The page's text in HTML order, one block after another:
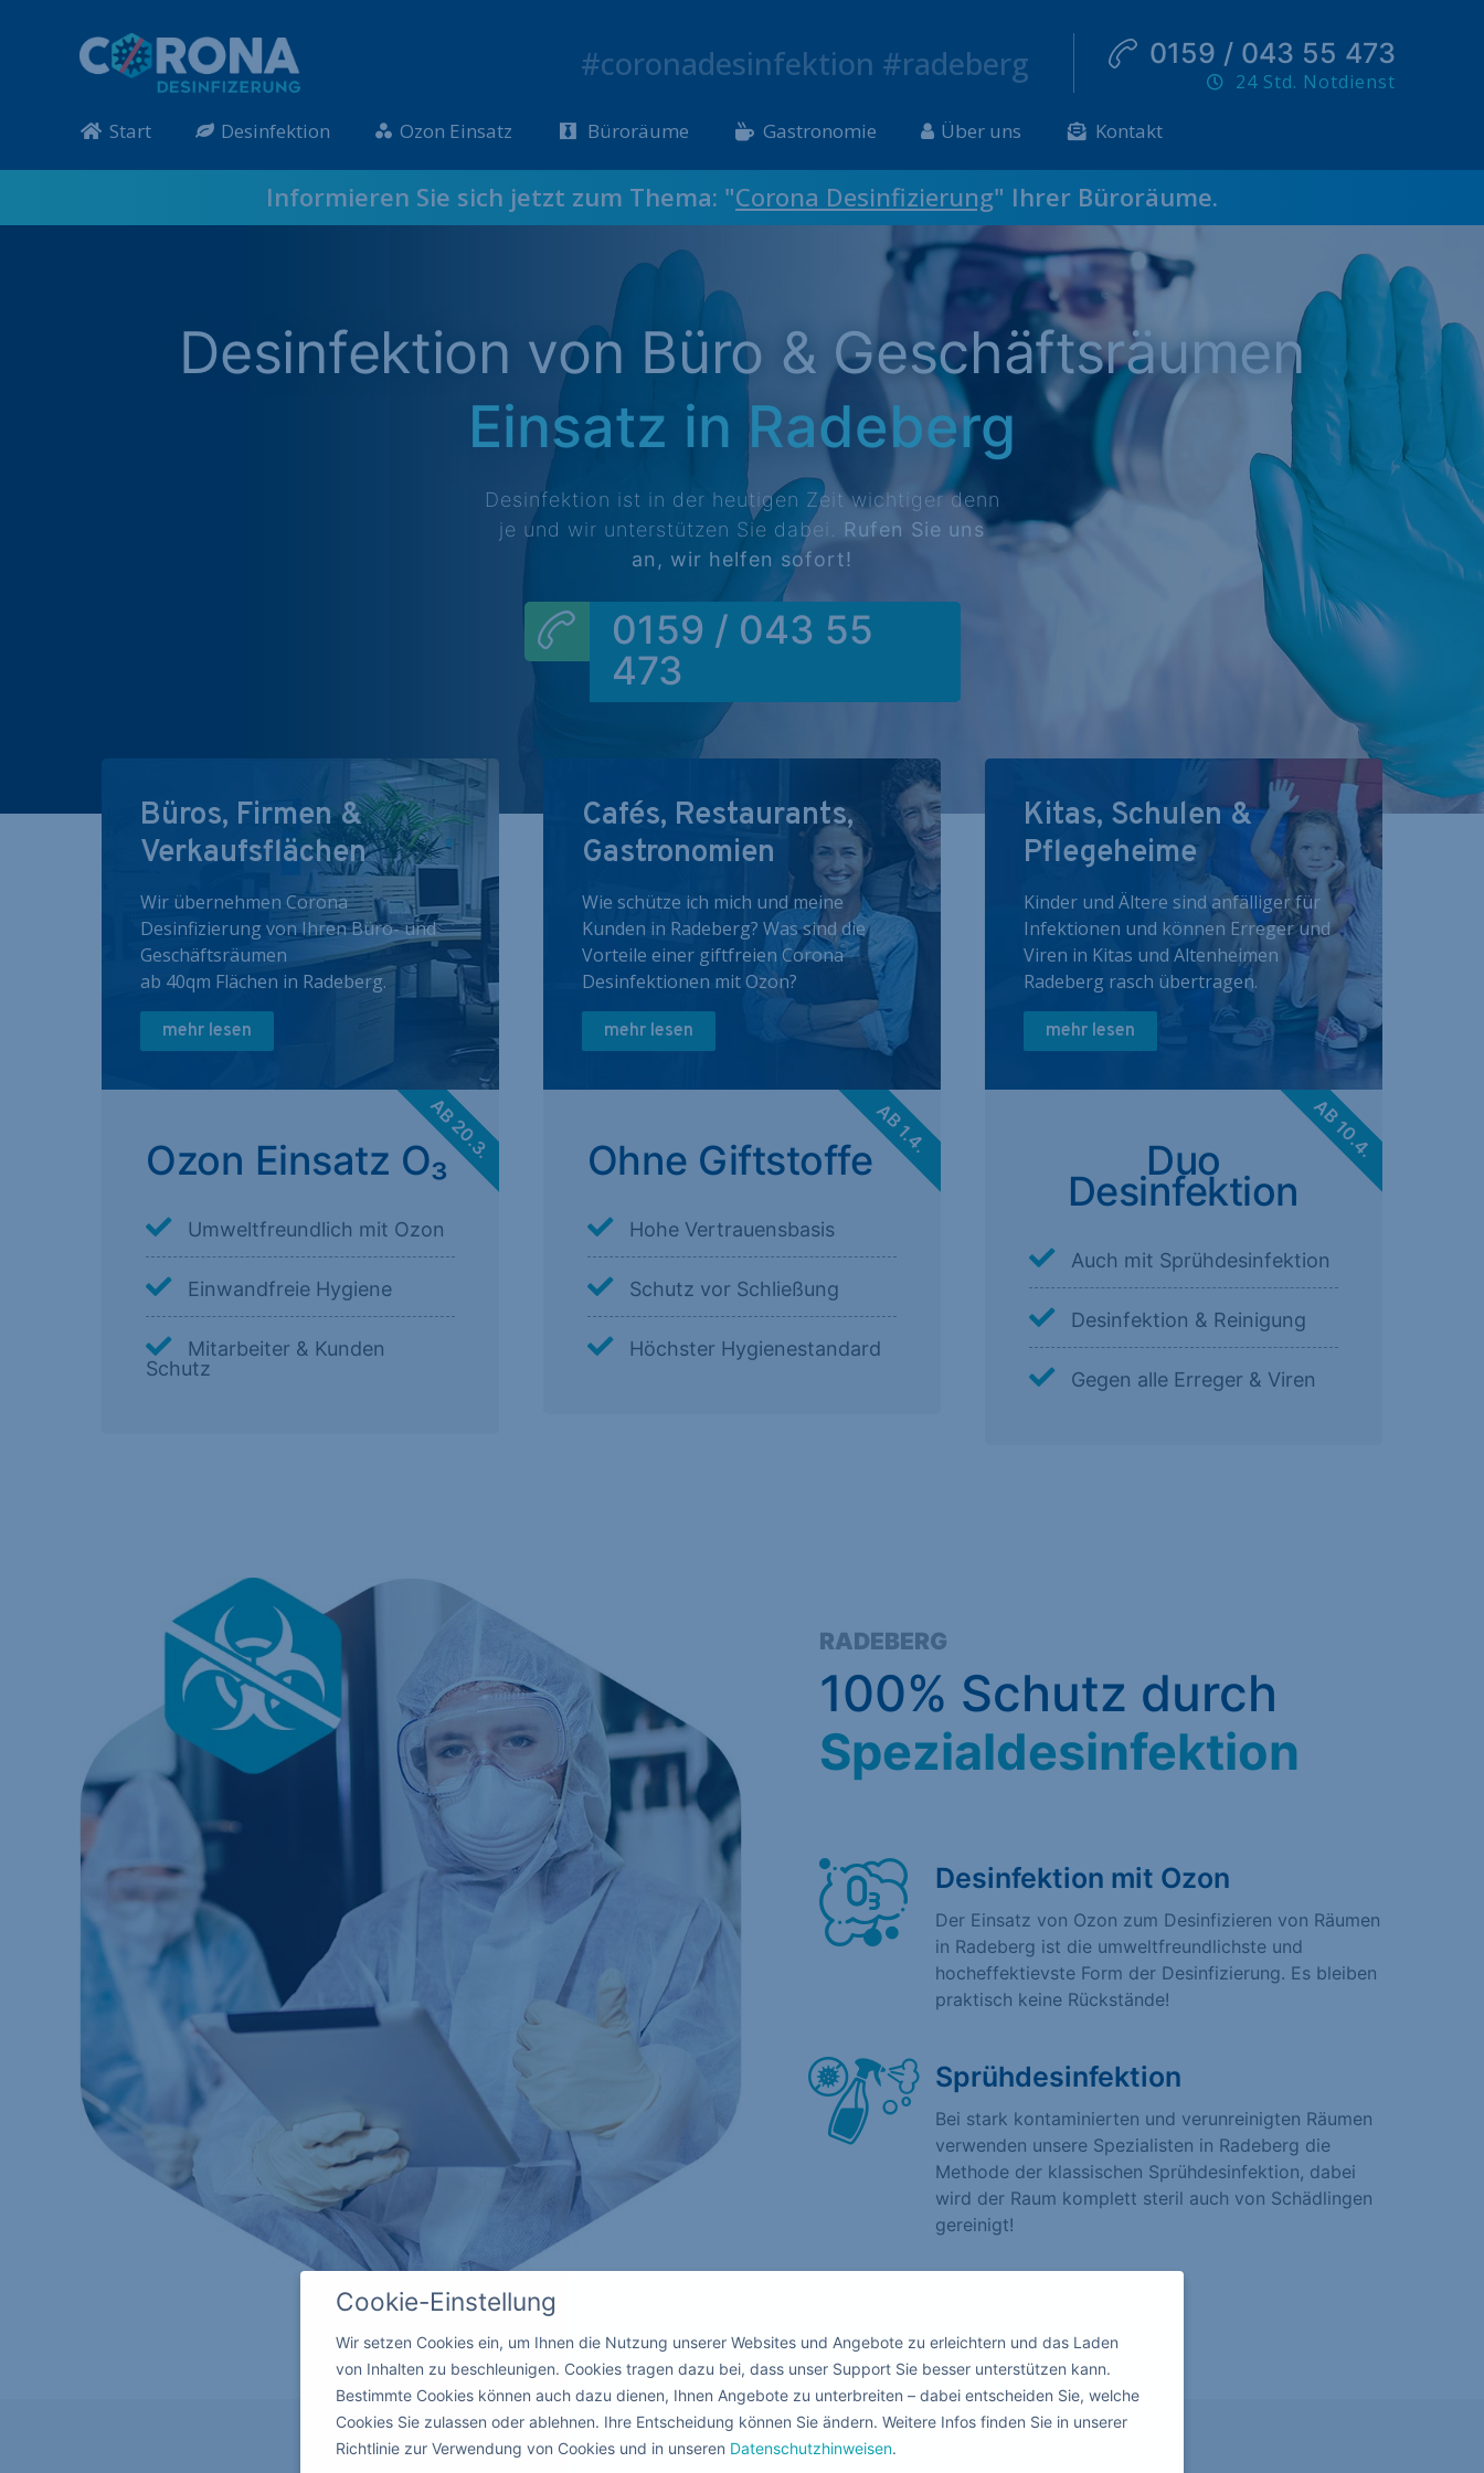
#coronadesinfektion #radeberg 0159 / 043 55 473
24 Std. Notdienst
Start Desinfektion Ozon Einsatz Büroräume Gastronomie Über uns Kontakt
Informieren Sie sich jetzt zum Thema: "Corona Desinfizierung" Ihrer Büroräume.
Desinfektion von Büro & Geschäftsräumen
Einsatz in Radeberg
Desinfektion ist in der heutigen Zeit wichtiger denn
je und wir unterstützen Sie dabei. Rufen Sie uns
an, wir helfen sofort!
0159 / 043 55
473
Büros, Firmen &
Verkaufsflächen
Wir übernehmen Corona
Desinfizierung von Ihren Büro- und
Geschäftsräumen
ab 40qm Flächen in Radeberg.
mehr lesen
Ozon Einsatz O₃
Umweltfreundlich mit Ozon
Einwandfreie Hygiene
Mitarbeiter & Kunden
Schutz
AB 20.3.
Cafés, Restaurants,
Gastronomien
Wie schütze ich mich und meine
Kunden in Radeberg? Was sind die
Vorteile einer giftfreien Corona
Desinfektionen mit Ozon?
mehr lesen
Ohne Giftstoffe
Hohe Vertrauensbasis
Schutz vor Schließung
Höchster Hygienestandard
AB 1.4.
Kitas, Schulen &
Pflegeheime
Kinder und Ältere sind anfälliger für
Infektionen und können Erreger und
Viren in Kitas und Altenheimen
Radeberg rasch übertragen.
mehr lesen
Duo
Desinfektion
Auch mit Sprühdesinfektion
Desinfektion & Reinigung
Gegen alle Erreger & Viren
AB 10.4.
RADEBERG
100% Schutz durch
Spezialdesinfektion
Desinfektion mit Ozon
Der Einsatz von Ozon zum Desinfizieren von Räumen
in Radeberg ist die umweltfreundlichste und
hocheffektievste Form der Desinfizierung. Es bleiben
praktisch keine Rückstände!
Sprühdesinfektion
Bei stark kontaminierten und verunreinigten Räumen
verwenden unsere Spezialisten in Radeberg die
Methode der klassischen Sprühdesinfektion, dabei
wird der Raum komplett steril auch von Schädlingen
gereinigt!
Cookie-Einstellung
Wir setzen Cookies ein, um Ihnen die Nutzung unserer Websites und Angebote zu erleichtern und das Laden
von Inhalten zu beschleunigen. Cookies tragen dazu bei, dass unser Support Sie besser unterstützen kann.
Bestimmte Cookies können auch dazu dienen, Ihnen Angebote zu unterbreiten – dabei entscheiden Sie, welche
Cookies Sie zulassen oder ablehnen. Ihre Entscheidung können Sie ändern. Weitere Infos finden Sie in unserer
Richtlinie zur Verwendung von Cookies und in unseren Datenschutzhinweisen.